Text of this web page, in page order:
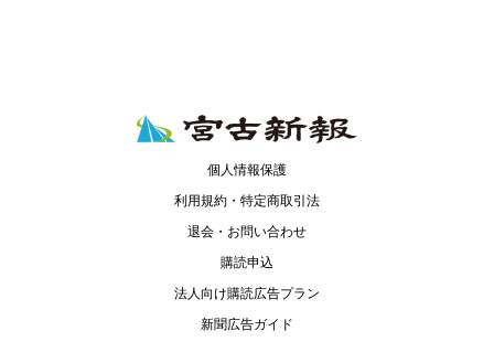
個人情報保護
利用規約・特定商取引法
退会・お問い合わせ
購読申込
法人向け購読広告プラン
新聞広告ガイド